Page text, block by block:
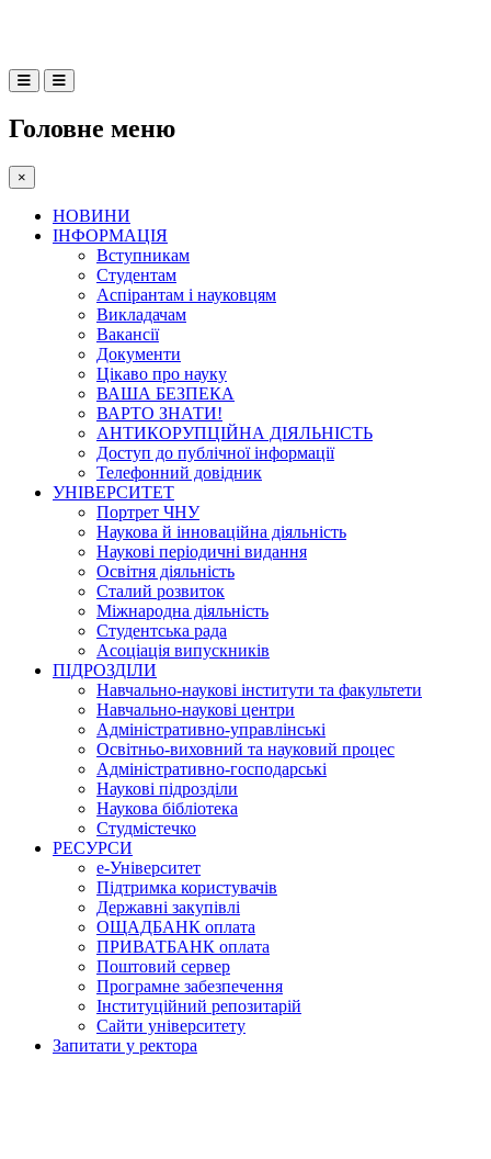
Головне меню
×
НОВИНИ
ІНФОРМАЦІЯ
Вступникам
Студентам
Аспірантам і науковцям
Викладачам
Вакансії
Документи
Цікаво про науку
ВАША БЕЗПЕКА
ВАРТО ЗНАТИ!
АНТИКОРУПЦІЙНА ДІЯЛЬНІСТЬ
Доступ до публічної інформації
Телефонний довідник
УНІВЕРСИТЕТ
Портрет ЧНУ
Наукова й інноваційна діяльність
Наукові періодичні видання
Освітня діяльність
Сталий розвиток
Міжнародна діяльність
Студентська рада
Асоціація випускників
ПІДРОЗДІЛИ
Навчально-наукові інститути та факультети
Навчально-наукові центри
Адміністративно-управлінські
Освітньо-виховний та науковий процес
Адміністративно-господарські
Наукові підрозділи
Наукова бібліотека
Студмістечко
РЕСУРСИ
е-Університет
Підтримка користувачів
Державні закупівлі
ОЩАДБАНК оплата
ПРИВАТБАНК оплата
Поштовий сервер
Програмне забезпечення
Інституційний репозитарій
Сайти університету
Запитати у ректора